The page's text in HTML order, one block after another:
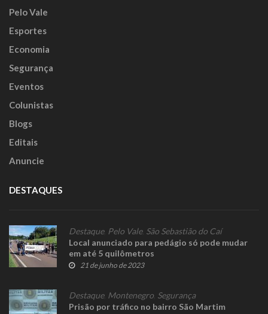
Pelo Vale
Esportes
Economia
Segurança
Eventos
Colunistas
Blogs
Editais
Anuncie
DESTAQUES
Destaque, Pelo Vale, São Sebastião do Caí
Local anunciado para pedágio só pode mudar
em até 5 quilômetros
21 de junho de 2023
Destaque, Montenegro Segurança
Prisão por tráfico no bairro São Martim